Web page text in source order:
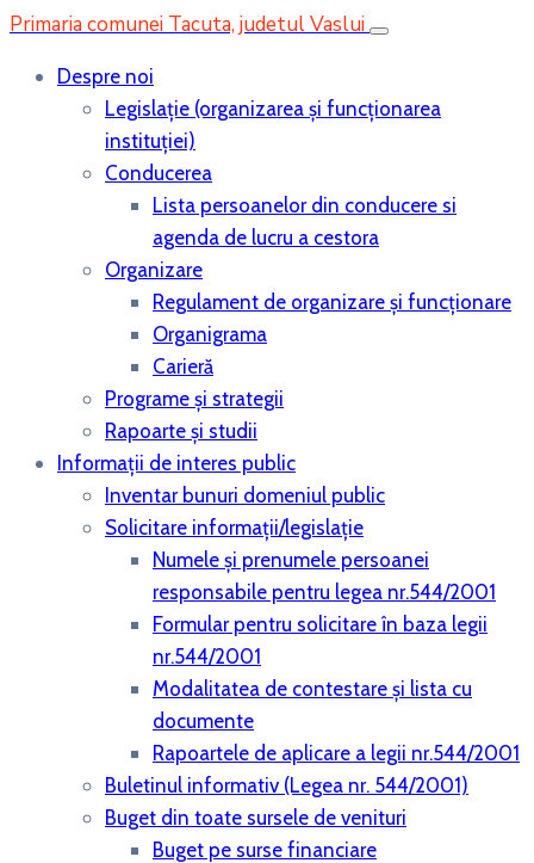
Primaria comunei Tacuta, judetul Vaslui
Despre noi
Legislaţie (organizarea şi funcţionarea
instituţiei)
Conducerea
Lista persoanelor din conducere si
agenda de lucru a cestora
Organizare
Regulament de organizare și funcționare
Organigrama
Carieră
Programe și strategii
Rapoarte și studii
Informații de interes public
Inventar bunuri domeniul public
Solicitare informații/legislație
Numele și prenumele persoanei
responsabile pentru legea nr.544/2001
Formular pentru solicitare în baza legii
nr.544/2001
Modalitatea de contestare și lista cu
documente
Rapoartele de aplicare a legii nr.544/2001
Buletinul informativ (Legea nr. 544/2001)
Buget din toate sursele de venituri
Buget pe surse financiare